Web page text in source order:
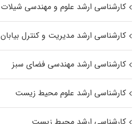
کارشناسی ارشد علوم و مهندسی شیلات
کارشناسی ارشد مدیریت و کنترل بیابان
کارشناسی ارشد مهندسی فضای سبز
کارشناسی ارشد علوم محیط‌ زیست